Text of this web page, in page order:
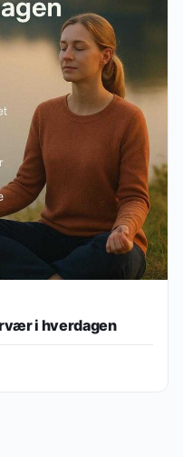
i hverdagen